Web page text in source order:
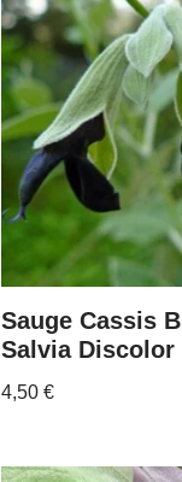
Sauge Cassis
Salvia Discolor
4,50 €